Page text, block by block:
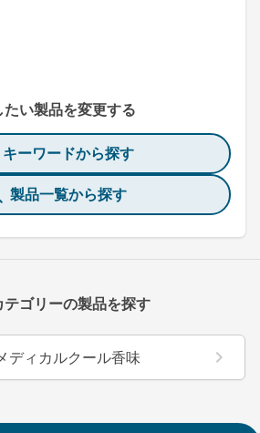
たい製品を変更する
キーワードから探す
製品一覧から探す
テゴリーの製品を探す
ディカルクール香味